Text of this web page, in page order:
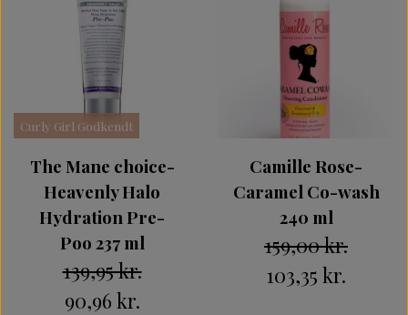
Curly Girl Godkendt
The Mane choice-
Heavenly Halo
Hydration Pre-
Poo 237 ml
139,95 kr.
90,96 kr.
Camille Rose-
Caramel Co-wash
240 ml
159,00 kr.
103,35 kr.